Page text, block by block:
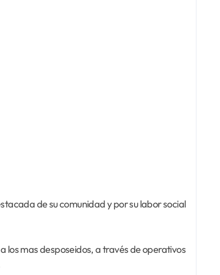
de su comunidad y por su labor social
los mas desposeidos, a través de operativos